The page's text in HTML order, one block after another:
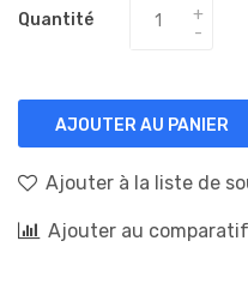
Quantité
AJOUTER AU PANIER
Ajouter à la liste de
Ajouter au comparatif